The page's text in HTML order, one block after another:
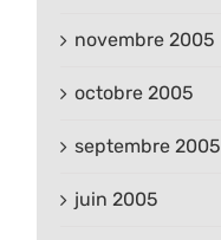
novembre 2005
octobre 2005
septembre 2005
juin 2005